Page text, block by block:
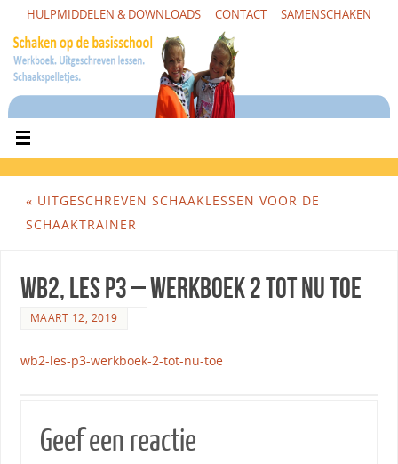
HULPMIDDELEN & DOWNLOADS CONTACT SAMENSCHAKEN
« UITGESCHREVEN SCHAAKLESSEN VOOR DE
SCHAAKTRAINER
WB2, Les P3 – Werkboek 2 tot nu toe
MAART 12, 2019
wb2-les-p3-werkboek-2-tot-nu-toe
Geef een reactie